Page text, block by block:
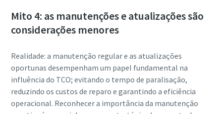
Mito 4: as manutenções e atualizações são
considerações menores
Realidade: a manutenção regular e as atualizações
oportunas desempenham um papel fundamental na
influência do TCO; evitando o tempo de paralisação,
reduzindo os custos de reparo e garantindo a eficiência
operacional. Reconhecer a importância da manutenção